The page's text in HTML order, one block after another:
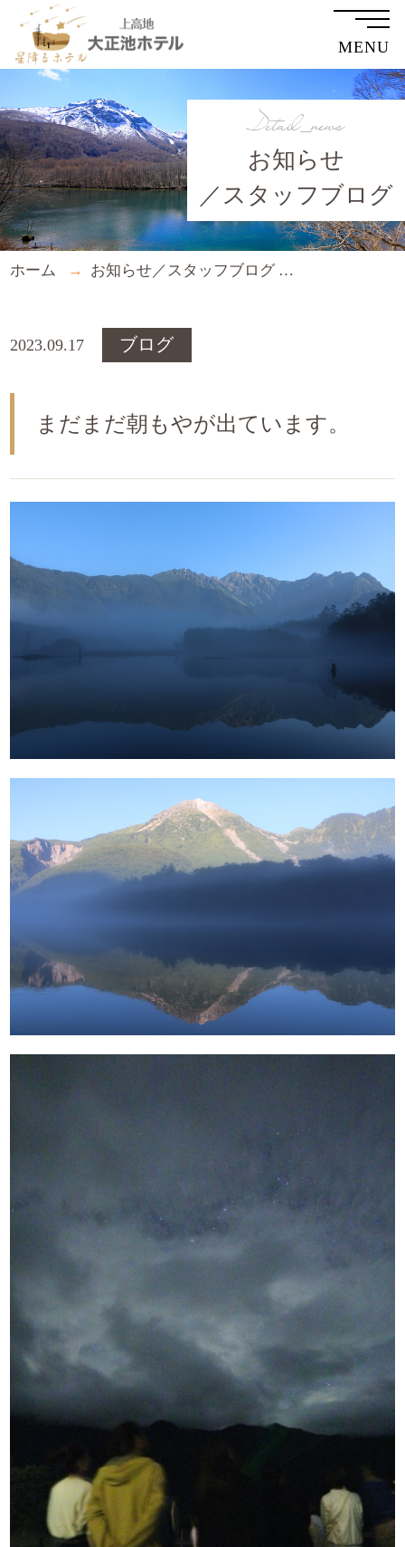
MENU
お知らせ
／スタッフブログ
Detail_news
ホーム お知らせ／スタッフブログ
2023.09.17 ブログ
まだまだ朝もやが出ています。